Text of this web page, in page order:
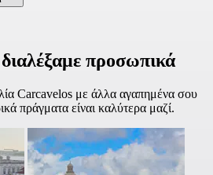
προσωπικά
Carcavelos με άλλα αγαπημένα σου
πράγματα είναι καλύτερα μαζί.